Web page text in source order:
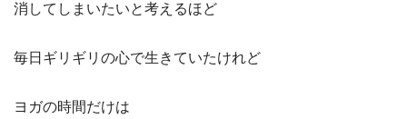
消してしまいたいと考えるほど
毎日ギリギリの心で生きていたけれど
ヨガの時間だけは